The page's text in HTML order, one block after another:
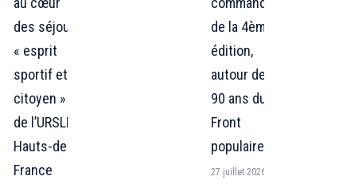
des séjours
« esprit
sportif et
citoyen »
de l’URSLL
Hauts-de-
France
de la 4ème
édition,
autour des
90 ans du
Front
populaire !
27 juillet 2026